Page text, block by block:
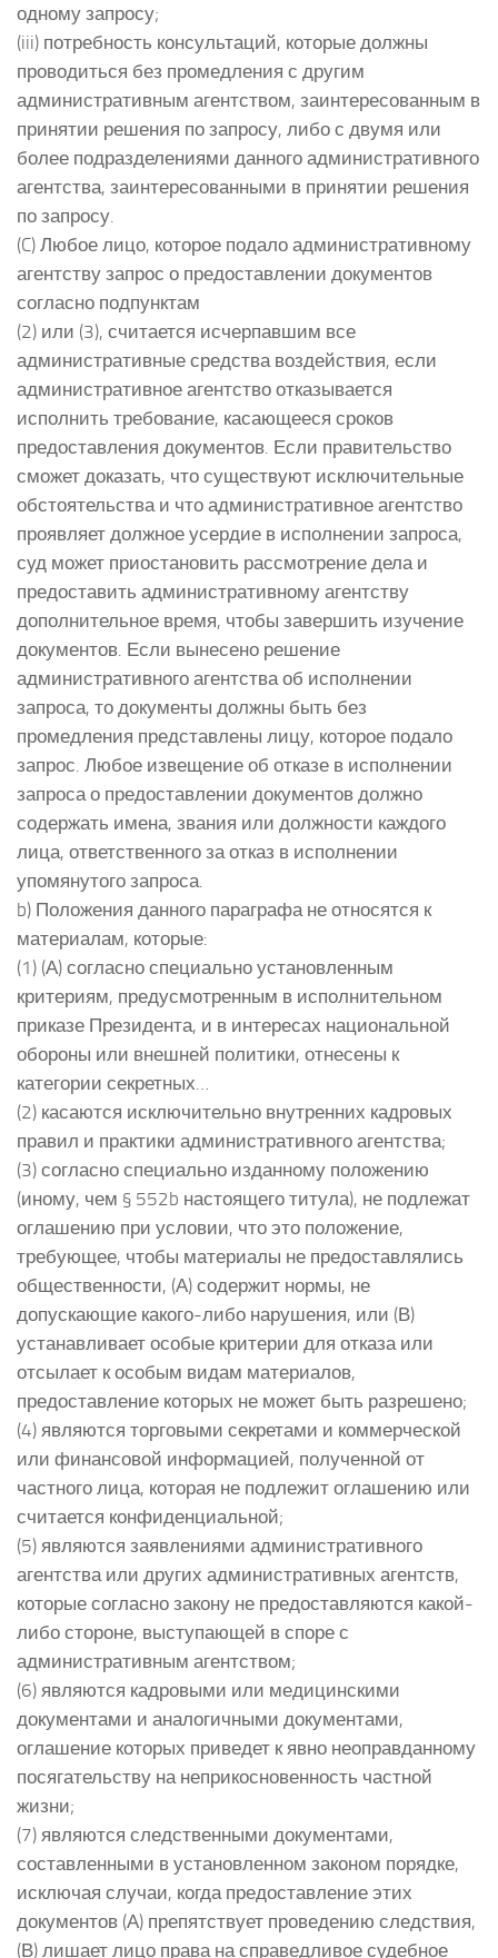
одному запросу;
(iii) потребность консультаций, которые должны
проводиться без промедления с другим
административным агентством, заинтересованным в
принятии решения по запросу, либо с двумя или
более подразделениями данного административного
агентства, заинтересованными в принятии решения
по запросу.
(C) Любое лицо, которое подало административному
агентству запрос о предоставлении документов
согласно подпунктам
(2) или (3), считается исчерпавшим все
административные средства воздействия, если
административное агентство отказывается
исполнить требование, касающееся сроков
предоставления документов. Если правительство
сможет доказать, что существуют исключительные
обстоятельства и что административное агентство
проявляет должное усердие в исполнении запроса,
суд может приостановить рассмотрение дела и
предоставить административному агентству
дополнительное время, чтобы завершить изучение
документов. Если вынесено решение
административного агентства об исполнении
запроса, то документы должны быть без
промедления представлены лицу, которое подало
запрос. Любое извещение об отказе в исполнении
запроса о предоставлении документов должно
содержать имена, звания или должности каждого
лица, ответственного за отказ в исполнении
упомянутого запроса.
b) Положения данного параграфа не относятся к
материалам, которые:
(1) (А) согласно специально установленным
критериям, предусмотренным в исполнительном
приказе Президента, и в интересах национальной
обороны или внешней политики, отнесены к
категории секретных…
(2) касаются исключительно внутренних кадровых
правил и практики административного агентства;
(3) согласно специально изданному положению
(иному, чем § 552b настоящего титула), не подлежат
оглашению при условии, что это положение,
требующее, чтобы материалы не предоставлялись
общественности, (А) содержит нормы, не
допускающие какого-либо нарушения, или (В)
устанавливает особые критерии для отказа или
отсылает к особым видам материалов,
предоставление которых не может быть разрешено;
(4) являются торговыми секретами и коммерческой
или финансовой информацией, полученной от
частного лица, которая не подлежит оглашению или
считается конфиденциальной;
(5) являются заявлениями административного
агентства или других административных агентств,
которые согласно закону не предоставляются какой-
либо стороне, выступающей в споре с
административным агентством;
(6) являются кадровыми или медицинскими
документами и аналогичными документами,
оглашение которых приведет к явно неоправданному
посягательству на неприкосновенность частной
жизни;
(7) являются следственными документами,
составленными в установленном законом порядке,
исключая случаи, когда предоставление этих
документов (А) препятствует проведению следствия,
(В) лишает лицо права на справедливое судебное